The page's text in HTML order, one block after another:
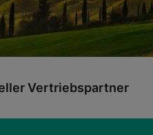
Vertriebspartner